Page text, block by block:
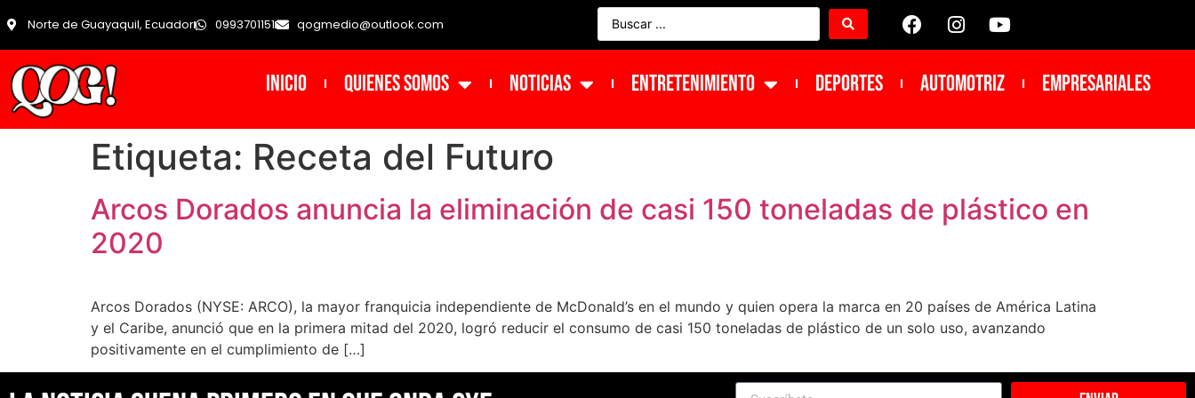
Norte de Guayaquil, Ecuador 0993701151 qogmedio@outlook.com
INICIO Quienes Somos NOTICIAS ENTRETENIMIENTO DEPORTES Automotriz Empresariales
Etiqueta: Receta del Futuro
Arcos Dorados anuncia la eliminación de casi 150 toneladas de plástico en
2020
Arcos Dorados (NYSE: ARCO), la mayor franquicia independiente de McDonald’s en el mundo y quien opera la marca en 20 países de América Latina
y el Caribe, anunció que en la primera mitad del 2020, logró reducir el consumo de casi 150 toneladas de plástico de un solo uso, avanzando
positivamente en el cumplimiento de […]